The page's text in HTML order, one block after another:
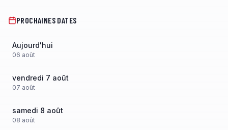
PROCHAINES DATES
Aujourd'hui
06 août
vendredi 7 août
07 août
samedi 8 août
08 août